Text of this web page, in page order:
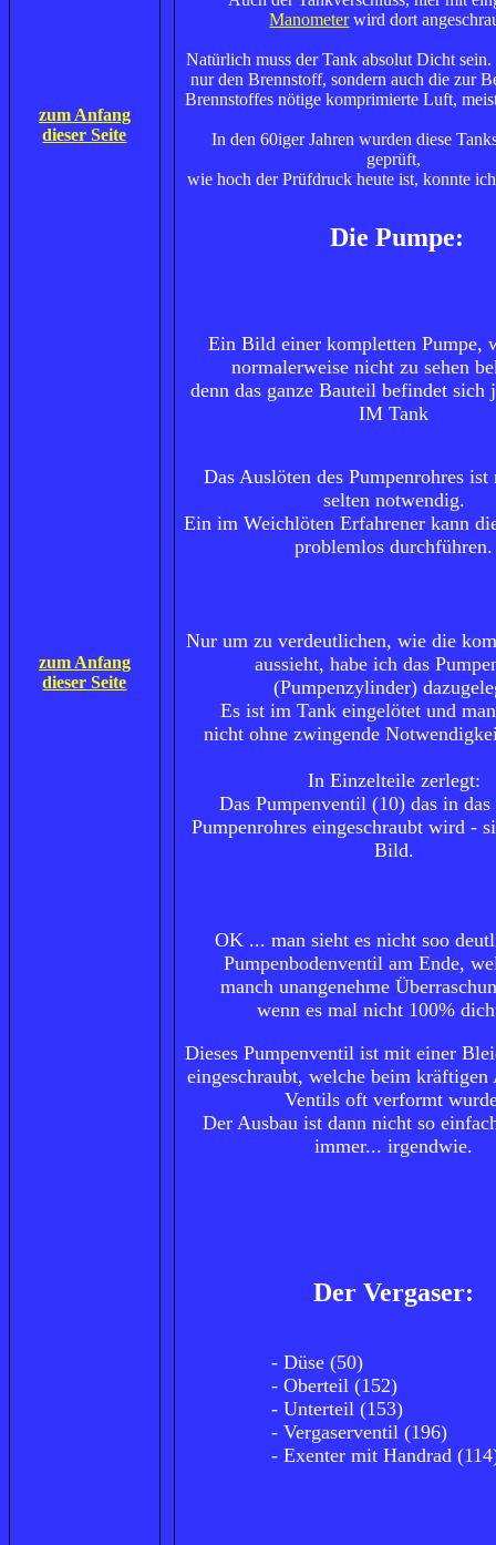
zum Anfang
dieser Seite
zum Anfang
dieser Seite
Manometerwird dort
Natürlich muss der Tank absolut Dicht
nur den Brennstoff, sondern auch die zur
Brennstoffes nötige komprimierte Luft,
In den 60iger Jahren wurden diese
geprüft,
wie hoch der Prüfdruck heute ist, konnte
DiePumpe:
Ein Bild einer kompletten Pumpe,
normalerweise nicht zu sehen
denn das ganze Bauteil befindet sich
IM Tank
Das Auslöten des Pumpenrohres ist
selten notwendig.
Ein im Weichlöten Erfahrener kann
problemlos durchführen.
Nur um zu verdeutlichen, wie die
aussieht, habe ich das
(Pumpenzylinder)
Es ist im Tank eingelötet und
nicht ohne zwingende
In Einzelteile zerlegt:
Das Pumpenventil (10) das in das
Pumpenrohres eingeschraubt wird -
Bild.
OK ... man sieht es nicht soo
Pumpenbodenventil am Ende,
manch unangenehme
wenn es mal nicht 100%
Dieses Pumpenventil ist mit einer
eingeschraubt, welche beim kräftigen
Ventils oft verformt
Der Ausbau ist dann nicht so
immer... irgendwie.
Der Vergaser:
- Düse (50)
- Oberteil (152)
- Unterteil (153)
- Vergaserventil (196)
- Exenter mit Handrad